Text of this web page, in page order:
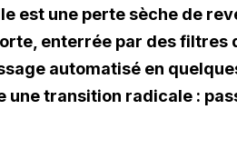
est une perte sèche de
enterrée par des filtres
automatisé en
une transition radicale :